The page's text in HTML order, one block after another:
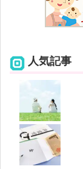
人気記事